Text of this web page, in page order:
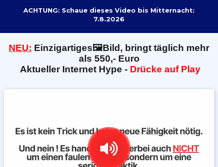
ACHTUNG: Schaue dieses Video bis Mitternacht:
7.8.2026
NEU: Einzigartiges🖼️Bild, bringt täglich mehr
als 550,- Euro
Aktueller Internet Hype - Drücke auf Play